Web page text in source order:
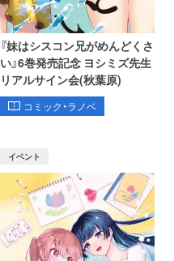
『妹はシスコン兄がめんどくさ
い』6巻発売記念 ヨシミズ先生
リアルサイン会(秋葉原)
コミック・ラノベ
イベント